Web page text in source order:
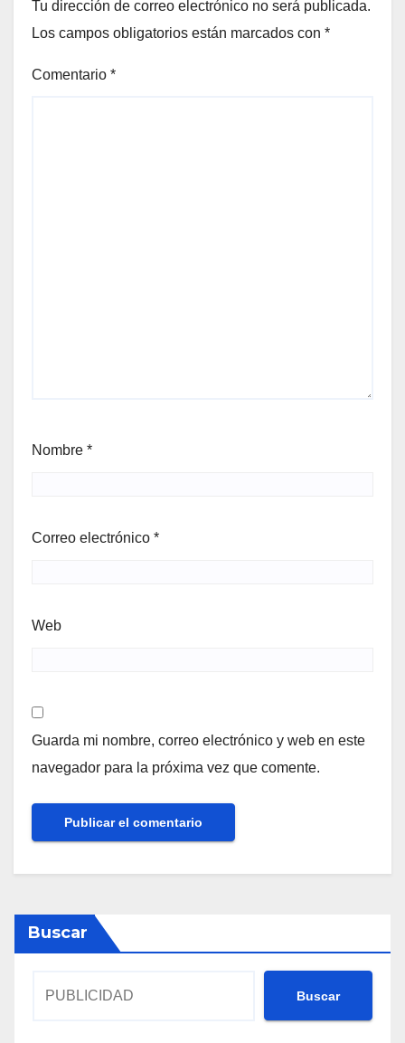
Tu dirección de correo electrónico no será publicada.
Los campos obligatorios están marcados con *
Comentario *
Nombre *
Correo electrónico *
Web
Guarda mi nombre, correo electrónico y web en este
navegador para la próxima vez que comente.
Buscar
Buscar